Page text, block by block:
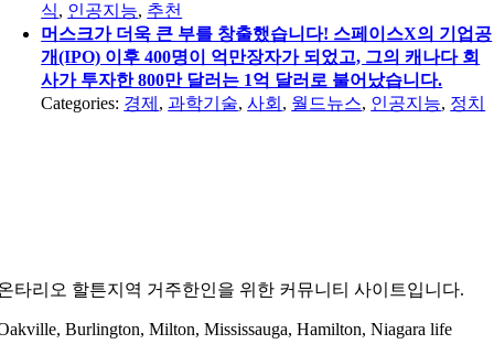
식, 인공지능, 추천
머스크가 더욱 큰 부를 창출했습니다! 스페이스X의 기업공
개(IPO) 이후 400명이 억만장자가 되었고, 그의 캐나다 회
사가 투자한 800만 달러는 1억 달러로 불어났습니다.
Categories: 경제 ,과학기술,사회 , 월드뉴스, 인공지능, 정치
타리오 할튼지역 거주한인을 위한 커뮤니티 사이트입니다.
Burlington, Milton, Mississauga, Hamilton, Niagara life